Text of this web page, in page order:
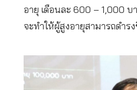
อายุ เดือนละ 600 – 1,000 บ
จะทำให้ผู้สูงอายุสามารถดำ